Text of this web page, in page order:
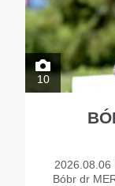
10
2026.08.06
Bóbr dr